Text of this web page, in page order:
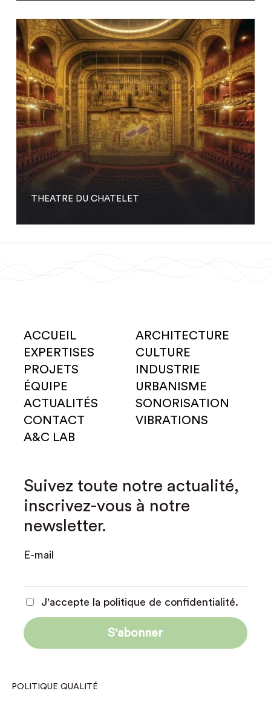
THEATRE DU CHATELET
ACCUEIL
EXPERTISES
PROJETS
ÉQUIPE
ACTUALITÉS
CONTACT
A&C LAB
ARCHITECTURE
CULTURE
INDUSTRIE
URBANISME
SONORISATION
VIBRATIONS
Suivez toute notre actualité,
inscrivez-vous à notre
newsletter.
E-mail
J'accepte la politique de confidentialité.
POLITIQUE QUALITÉ